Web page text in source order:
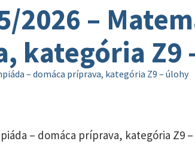
2026 –
kategória Z9
– domáca príprava, kategória Z9 – úlohy
– domáca príprava, kategória Z9